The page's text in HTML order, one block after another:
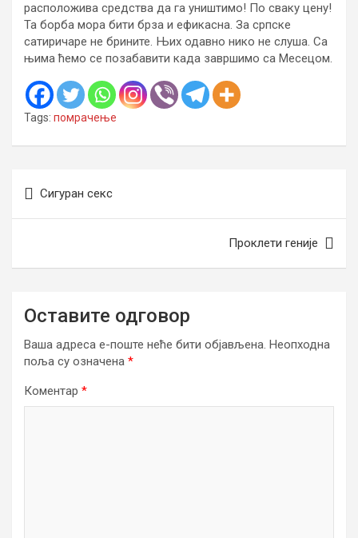
расположива средства да га уништимо! По сваку цену!
Та борба мора бити брза и ефикасна. За српске
сатиричаре не брините. Њих одавно нико не слуша. Са
њима ћемо се позабавити када завршимо са Месецом.
Tags: помрачење
чланка
Сигуран секс
Проклети геније
Оставите одговор
Ваша адреса е-поште неће бити објављена. Неопходна
поља су означена *
Коментар *